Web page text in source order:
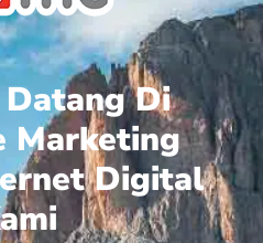
Di
Marketing
Digital